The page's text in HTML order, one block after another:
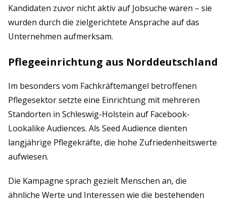
Kandidaten zuvor nicht aktiv auf Jobsuche waren – sie
wurden durch die zielgerichtete Ansprache auf das
Unternehmen aufmerksam.
Pflegeeinrichtung aus Norddeutschland
Im besonders vom Fachkräftemangel betroffenen
Pflegesektor setzte eine Einrichtung mit mehreren
Standorten in Schleswig-Holstein auf Facebook-
Lookalike Audiences. Als Seed Audience dienten
langjährige Pflegekräfte, die hohe Zufriedenheitswerte
aufwiesen.
Die Kampagne sprach gezielt Menschen an, die
ähnliche Werte und Interessen wie die bestehenden